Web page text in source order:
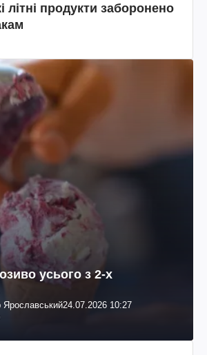
літні продукти заборонено
усього з 2-х
24.07.2026 10:27